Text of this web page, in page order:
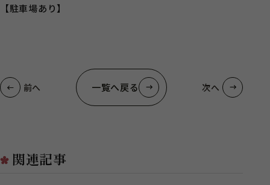
【駐車場あり】
前へ 一覧へ戻る 次へ
関連記事